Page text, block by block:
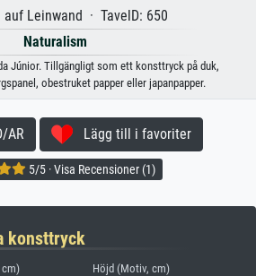
Leinwand · TavelD: 650
Naturalism
Júnior. Tillgängligt som ett konsttryck på duk,
obestruket papper eller japanpapper.
AR Lägg till i favoriter
5/5 · Visa Recensioner (1)
konsttryck
cm) Höjd (Motiv, cm)